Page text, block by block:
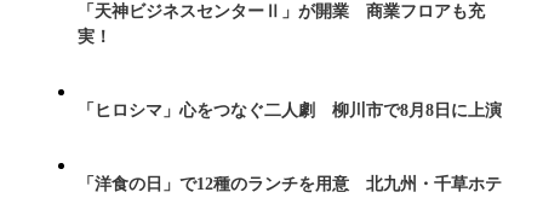
「天神ビジネスセンターⅡ」が開業 商業フロアも充
実！
「ヒロシマ」心をつなぐ二人劇 柳川市で8月8日に上演
「洋食の日」で12種のランチを用意 北九州・千草ホテ